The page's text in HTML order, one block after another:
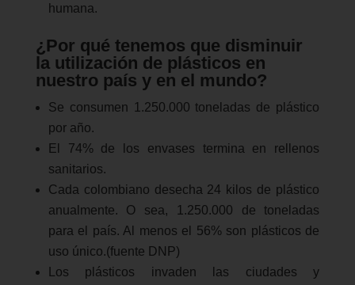
humana.
¿Por qué tenemos que disminuir
la utilización de plásticos en
nuestro país y en el mundo?
Se consumen 1.250.000 toneladas de plástico
por año.
El 74% de los envases termina en rellenos
sanitarios.
Cada colombiano desecha 24 kilos de plástico
anualmente. O sea, 1.250.000 de toneladas
para el país. Al menos el 56% son plásticos de
uso único.(fuente DNP)
Los plásticos invaden las ciudades y